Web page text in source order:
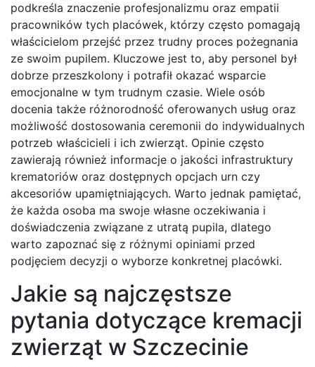
podkreśla znaczenie profesjonalizmu oraz empatii
pracowników tych placówek, którzy często pomagają
właścicielom przejść przez trudny proces pożegnania
ze swoim pupilem. Kluczowe jest to, aby personel był
dobrze przeszkolony i potrafił okazać wsparcie
emocjonalne w tym trudnym czasie. Wiele osób
docenia także różnorodność oferowanych usług oraz
możliwość dostosowania ceremonii do indywidualnych
potrzeb właścicieli i ich zwierząt. Opinie często
zawierają również informacje o jakości infrastruktury
krematoriów oraz dostępnych opcjach urn czy
akcesoriów upamiętniających. Warto jednak pamiętać,
że każda osoba ma swoje własne oczekiwania i
doświadczenia związane z utratą pupila, dlatego
warto zapoznać się z różnymi opiniami przed
podjęciem decyzji o wyborze konkretnej placówki.
Jakie są najczęstsze
pytania dotyczące kremacji
zwierząt w Szczecinie